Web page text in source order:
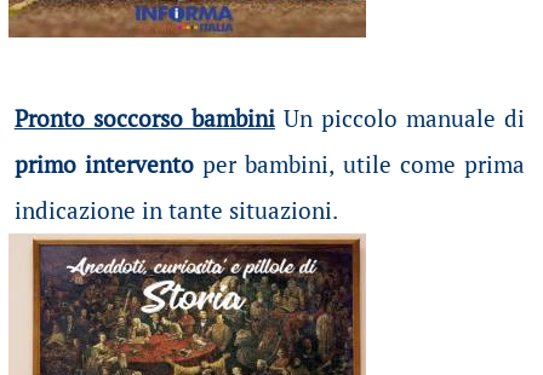
Pronto soccorso bambiniUn piccolo manuale di
primo interventoper bambini, utile come prima
indicazione in tante situazioni.